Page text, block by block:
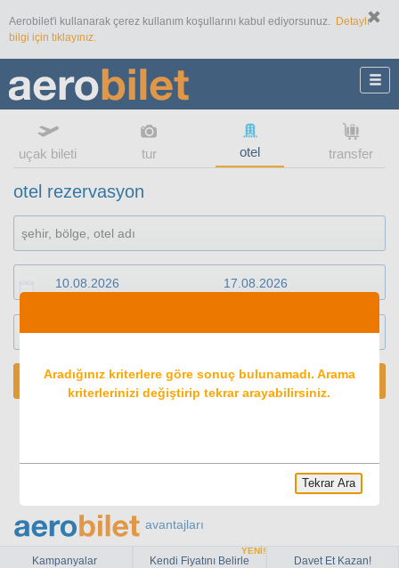
Aerobilet'i kullanarak çerez kullanım koşullarını kabul ediyorsunuz.
Detaylı
bilgi için tıklayınız.
uçak bileti tur otel transfer
otel rezervasyon
1 oda 2 konuk
ARA
avantajları
Kampanyalar Kendi Fiyatını Belirle
YENİ!
Davet Et Kazan!
Aradığınız kriterlere göre sonuç bulunamadı. Arama
kriterlerinizi değiştirip tekrar arayabilirsiniz.
Tekrar Ara